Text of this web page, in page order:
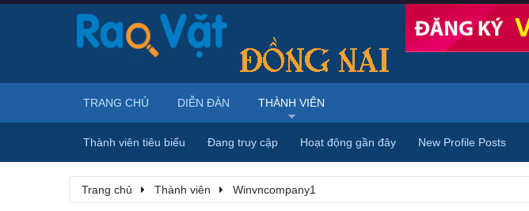
Trang chủ Thành viên Winvncompany1
TRANG CHỦ DIỄN ĐÀN THÀNH VIÊN
Thành viên tiêu biểu Đang truy cập Hoạt động gần đây New Profile Posts